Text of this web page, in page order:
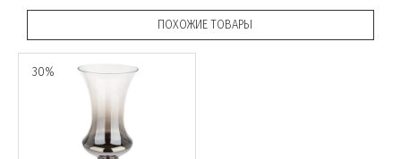
ПОХОЖИЕ ТОВАРЫ
30%